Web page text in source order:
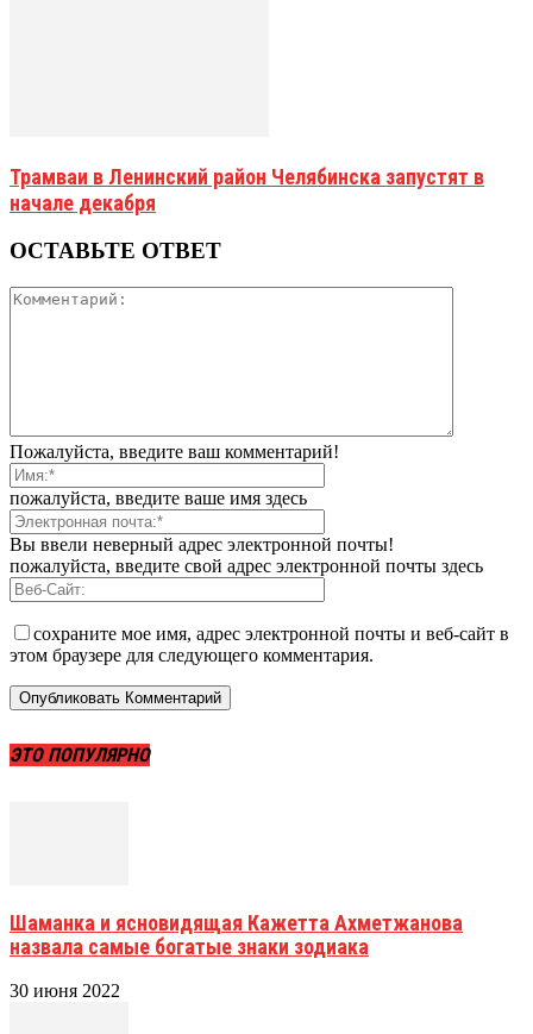
Трамваи в Ленинский район Челябинска запустят в
начале декабря
ОСТАВЬТЕ ОТВЕТ
Пожалуйста, введите ваш комментарий!
пожалуйста, введите ваше имя здесь
Вы ввели неверный адрес электронной почты!
пожалуйста, введите свой адрес электронной почты здесь
сохраните мое имя, адрес электронной почты и веб-сайт в
этом браузере для следующего комментария.
ЭТО ПОПУЛЯРНО
Шаманка и ясновидящая Кажетта Ахметжанова
назвала самые богатые знаки зодиака
30 июня 2022